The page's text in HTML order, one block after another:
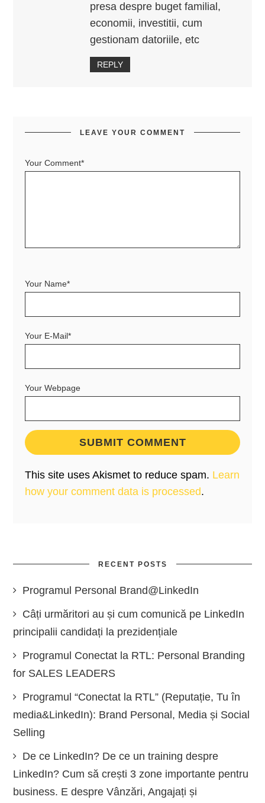
presa despre buget familial,
economii, investitii, cum
gestionam datoriile, etc
REPLY
LEAVE YOUR COMMENT
Your Comment*
Your Name*
Your E-Mail*
Your Webpage
This site uses Akismet to reduce spam. Learn
how your comment data is processed.
RECENT POSTS
Programul Personal Brand@LinkedIn
Câți urmăritori au și cum comunică pe LinkedIn
principalii candidați la prezidențiale
Programul Conectat la RTL: Personal Branding
for SALES LEADERS
Programul “Conectat la RTL” (Reputație, Tu în
media&LinkedIn): Brand Personal, Media și Social
Selling
De ce LinkedIn? De ce un training despre
LinkedIn? Cum să crești 3 zone importante pentru
business. E despre Vânzări, Angajați și